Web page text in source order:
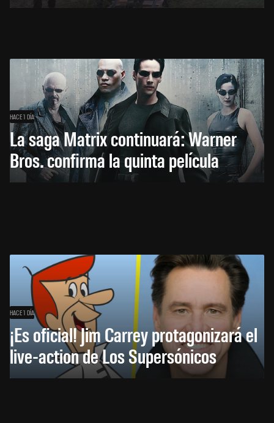
HACE 1 DÍA
La saga Matrix continuará: Warner
Bros. confirma la quinta película
HACE 1 DÍA
¡Es oficial! Jim Carrey protagonizará el
live-action de Los Supersónicos